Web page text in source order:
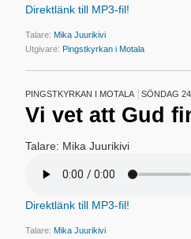
Direktlänk till MP3-fil!
Talare:Mika Juurikivi
Utgivare:Pingstkyrkan i Motala
PINGSTKYRKAN I MOTALA SÖNDAG
Vi vet att Gud
Talare: Mika Juurikivi
Direktlänk till MP3-fil!
Talare:Mika Juurikivi